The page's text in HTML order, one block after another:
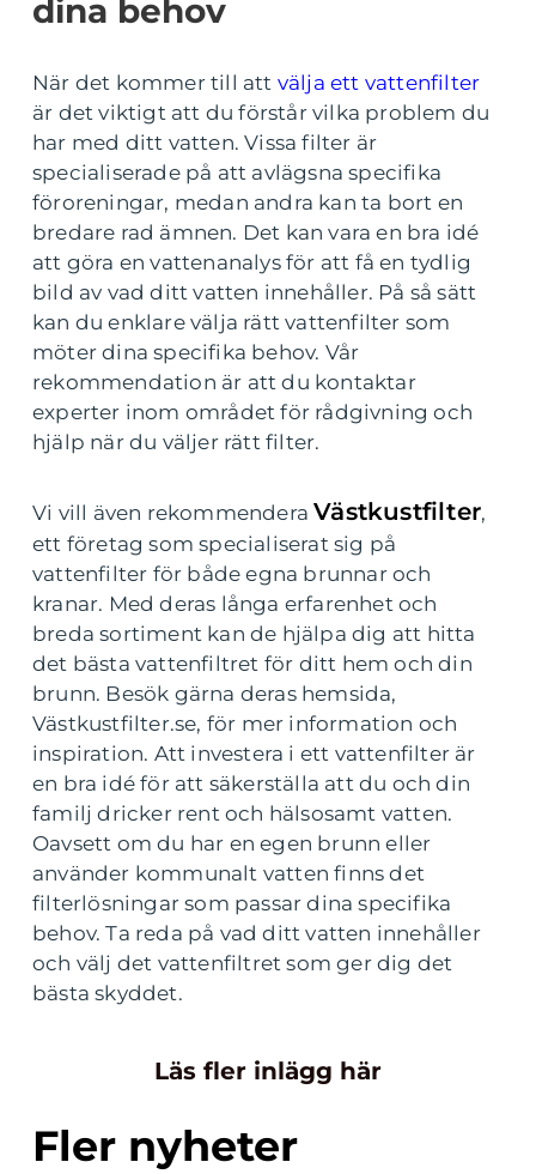
dina behov
När det kommer till att välja ett vattenfilter
är det viktigt att du förstår vilka problem du
har med ditt vatten. Vissa filter är
specialiserade på att avlägsna specifika
föroreningar, medan andra kan ta bort en
bredare rad ämnen. Det kan vara en bra idé
att göra en vattenanalys för att få en tydlig
bild av vad ditt vatten innehåller. På så sätt
kan du enklare välja rätt vattenfilter som
möter dina specifika behov. Vår
rekommendation är att du kontaktar
experter inom området för rådgivning och
hjälp när du väljer rätt filter.
Vi vill även rekommenderaVästkustfilter,
ett företag som specialiserat sig på
vattenfilter för både egna brunnar och
kranar. Med deras långa erfarenhet och
breda sortiment kan de hjälpa dig att hitta
det bästa vattenfiltret för ditt hem och din
brunn. Besök gärna deras hemsida,
Västkustfilter.se, för mer information och
inspiration. Att investera i ett vattenfilter är
en bra idé för att säkerställa att du och din
familj dricker rent och hälsosamt vatten.
Oavsett om du har en egen brunn eller
använder kommunalt vatten finns det
filterlösningar som passar dina specifika
behov. Ta reda på vad ditt vatten innehåller
och välj det vattenfiltret som ger dig det
bästa skyddet.
Läs fler inlägg här
Fler nyheter